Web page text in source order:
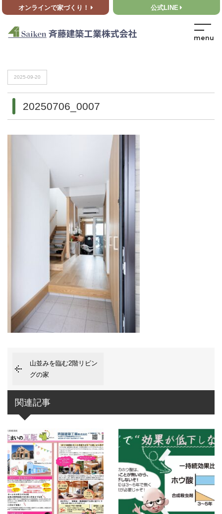
オンラインで家づくり！ 公式LINE
HOME>20250706_0007
2025-09-20
20250706_0007
山並みを臨む2階リビン
グの家
関連記事